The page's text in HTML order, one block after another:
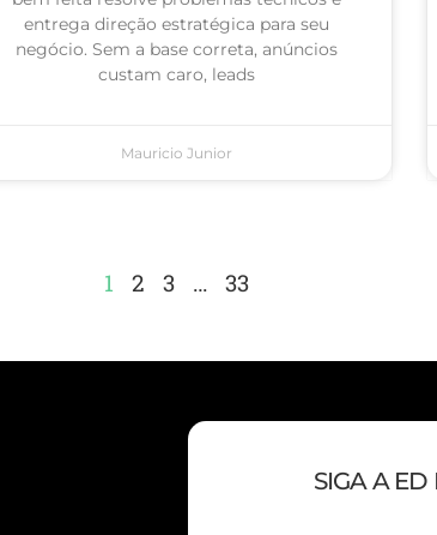
entrega direção estratégica para seu
negócio. Sem a base correta, anúncios
custam caro, leads
Mauricio Junior
1 2 3 … 33
SIGA A ED